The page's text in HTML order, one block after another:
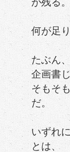
何が足
たぶん
企画書
そもそ
だ。
いずれ
とは、